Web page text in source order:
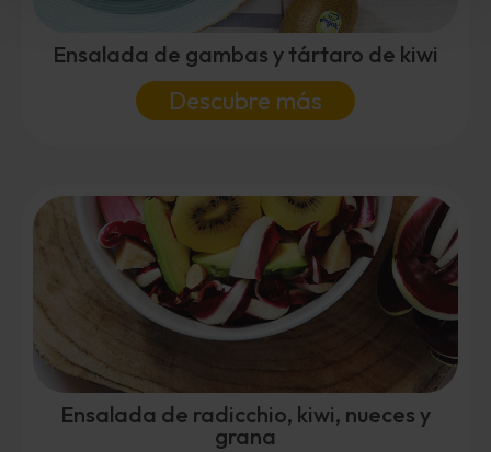
Ensalada de gambas y tártaro de kiwi
Descubre más
Ensalada de radicchio, kiwi, nueces y
grana